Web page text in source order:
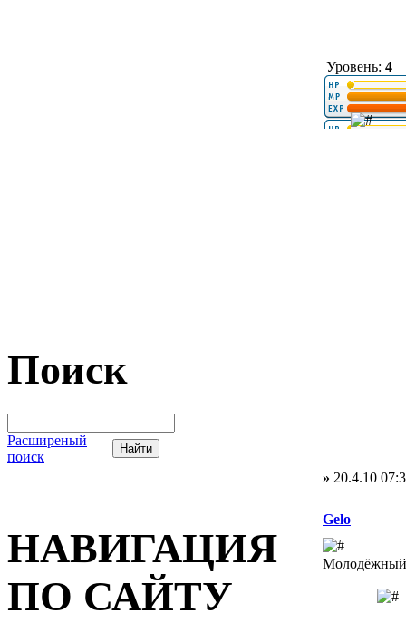
Поиск
Расширеный
поиск
НАВИГАЦИЯ
ПО САЙТУ
Уровень: 4
» 20.4.10
Gelo
Молодёжный